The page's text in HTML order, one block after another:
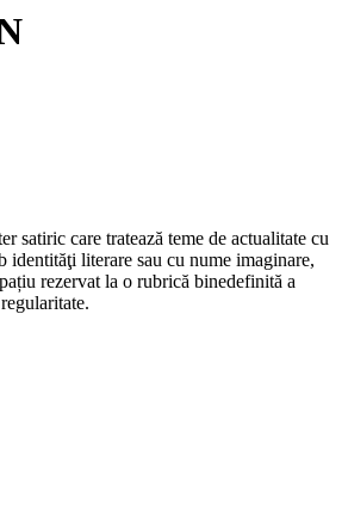
satiric care tratează teme de actualitate cu
identităţi literare sau cu nume imaginare,
rezervat la o rubrică binedefinită a